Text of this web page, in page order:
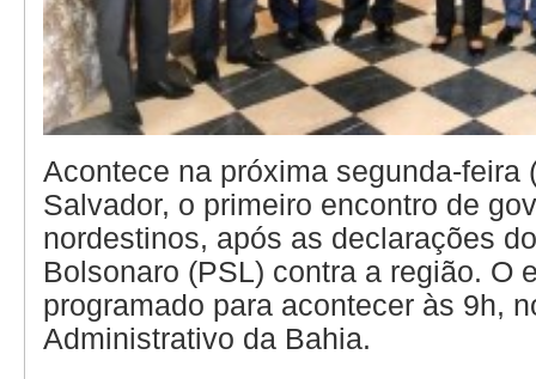
Acontece na próxima segunda-feira
Salvador, o primeiro encontro de
nordestinos, após as declarações
Bolsonaro (PSL) contra a região. O
programado para acontecer às 9h,
Administrativo da Bahia.